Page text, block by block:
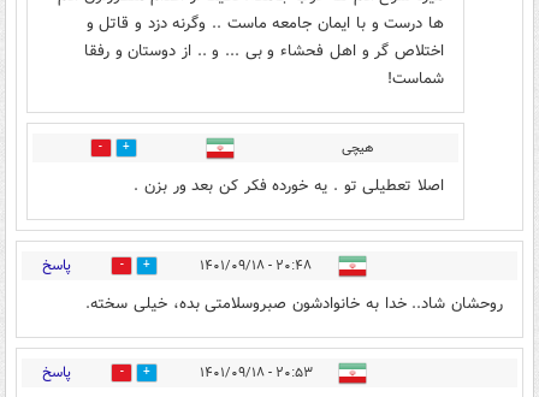
ها درست و با ایمان جامعه ماست .. وگرنه دزد و قاتل و
اختلاص گر و اهل فحشاء و بی ... و .. از دوستان و رفقا
شماست!
هیچی 0
اصلا تعطیلی تو . یه خورده فکر کن بعد ور بزن .
۲۰:۴۸ - ۱۴۰۱/۰۹/۱۸ 30 پاسخ
روحشان شاد.. خدا به خانوادشون صبروسلامتی بده، خیلی سخته.
۲۰:۵۳ - ۱۴۰۱/۰۹/۱۸ 14 پاسخ